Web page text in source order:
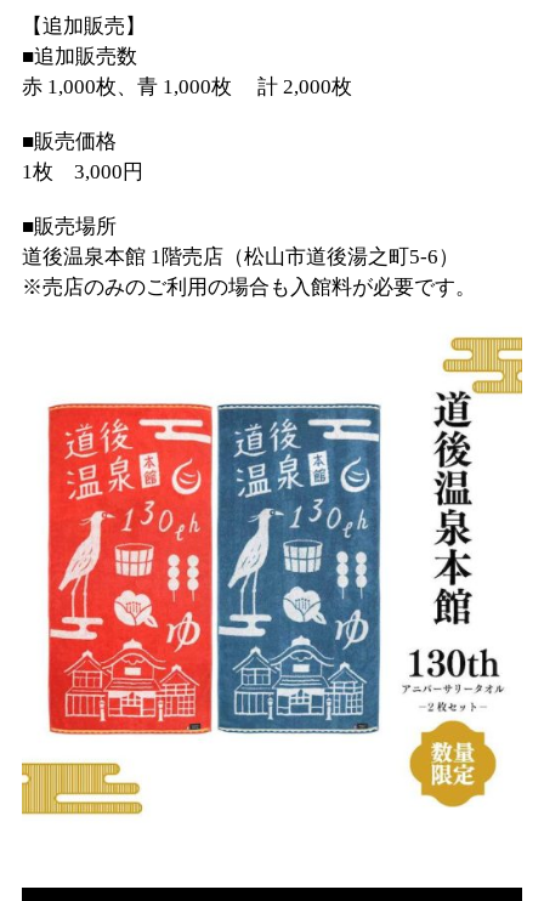
【追加販売】
■追加販売数
赤 1,000枚、青 1,000枚 計 2,000枚
■販売価格
1枚 3,000円
■販売場所
道後温泉本館 1階売店（松山市道後湯之町5-6）
※売店のみのご利用の場合も入館料が必要です。